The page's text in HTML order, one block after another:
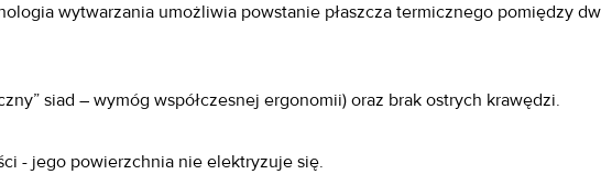
wytwarzania umożliwia powstanie płaszcza termicznego pomiędzy
siad – wymóg współczesnej ergonomii) oraz brak ostrych krawędzi.
- jego powierzchnia nie elektryzuje się.